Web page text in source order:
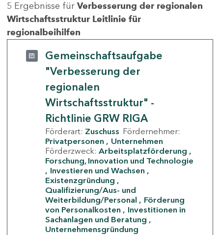
5 Ergebnisse für Verbesserung der regionalen
Wirtschaftsstruktur Leitlinie für
regionalbeihilfen
Gemeinschaftsaufgabe
"Verbesserung der
regionalen
Wirtschaftsstruktur" -
Richtlinie GRW RIGA
Förderart: Zuschuss Fördernehmer:
Privatpersonen
Unternehmen
Förderzweck: Arbeitsplatzförderung
Forschung, Innovation und Technologie
Investieren und Wachsen
Existenzgründung
Qualifizierung/Aus- und
Weiterbildung/Personal
Förderung
von Personalkosten
Investitionen in
Sachanlagen und Beratung
Unternehmensgründung